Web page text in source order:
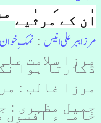
اردو کے اہم
ان کے مرثیے
مرزا ببر علی انیس : نمکِ
مرزا سلامت
ڈکارتا ہوا
مرزا غالب :
جمیل مظہری :
خامہ ء افسوں